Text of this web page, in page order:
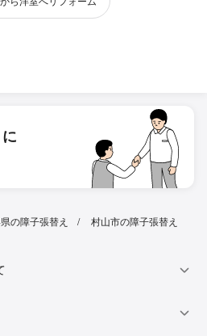
の障子張替え 村山市の障子張替え